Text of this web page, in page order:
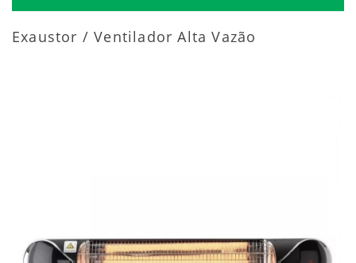
Exaustor / Ventilador Alta Vazão